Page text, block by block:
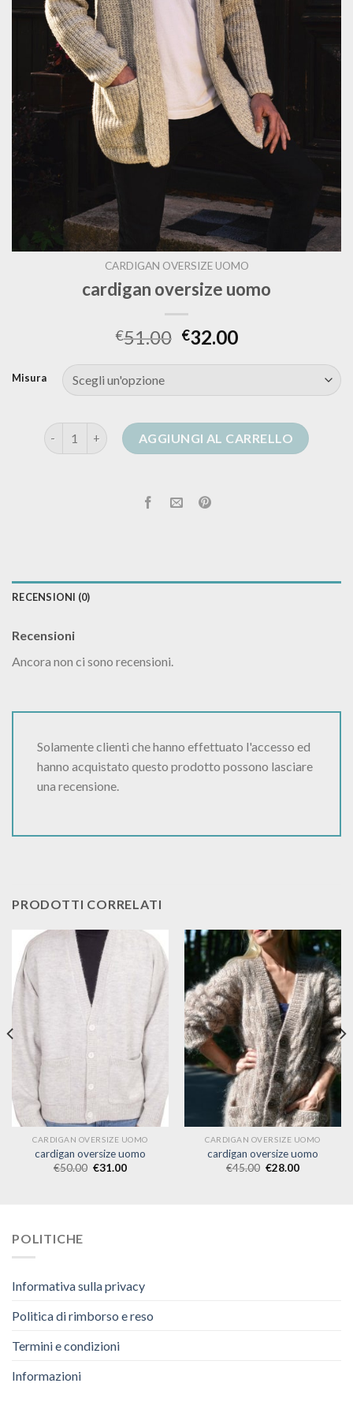
CARDIGAN OVERSIZE UOMO
cardigan oversize uomo
€51.00 €32.00
Misura
cardigan oversize uomo quantitàAGGIUNGI AL CARRELLO
RECENSIONI (0)
Recensioni
Ancora non ci sono recensioni.
Solamente clienti che hanno effettuato l'accesso ed
hanno acquistato questo prodotto possono lasciare
una recensione.
PRODOTTI CORRELATI
CARDIGAN OVERSIZE UOMO
cardigan oversize uomo
€50.00 €31.00
CARDIGAN OVERSIZE UOMO
cardigan oversize uomo
€45.00 €28.00
POLITICHE
Informativa sulla privacy
Politica di rimborso e reso
Termini e condizioni
Informazioni